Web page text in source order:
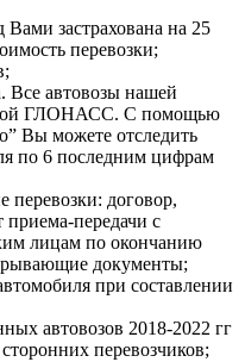
Вами застрахована на 25
перевозки;
Все автовозы нашей
ГЛОНАСС. С помощью
Вы можете отследить
по 6 последним цифрам
перевозки: договор,
приема-передачи с
лицам по окончанию
документы;
при составлении
автовозов 2018-2022 гг
перевозчиков;